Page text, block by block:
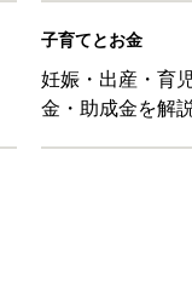
子育てとお金
妊娠・出産・育
金・助成金を解